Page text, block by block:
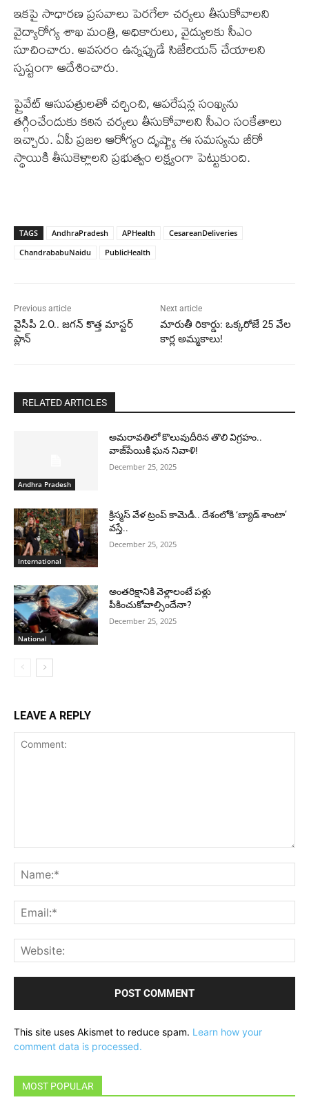
ఇకపై సాధారణ ప్రసవాలు పెరగేలా చర్యలు తీసుకోవాలని
వైద్యారోగ్య శాఖ మంత్రి, అధికారులు, వైద్యులకు సీఎం
సూచించారు. అవసరం ఉన్నప్పుడే సిజేరియన్ చేయాలని
స్పష్టంగా ఆదేశించారు.
ప్రైవేట్ ఆసుపత్రులతో చర్చించి, ఆపరేషన్ల సంఖ్యను
తగ్గించేందుకు కఠిన చర్యలు తీసుకోవాలని సీఎం సంకేతాలు
ఇచ్చారు. ఏపీ ప్రజల ఆరోగ్యం దృష్ట్యా ఈ సమస్యను జీరో
స్థాయికి తీసుకెళ్లాలని ప్రభుత్వం లక్ష్యంగా పెట్టుకుంది.
TAGS AndhraPradesh APHealth
CesareanDeliveries
ChandrababuNaidu
PublicHealth
Previous article
వైసీపీ 2.O.. జ‌గ‌న్ కొత్త మాస్టర్
ప్లాన్‌
Next article
మారుతీ రికార్డు: ఒక్కరోజే 25 వేల
కార్ల అమ్మకాలు!
RELATED ARTICLES
Andhra Pradesh
అమరావతిలో కొలువుదీరిన తొలి విగ్రహం..
వాజ్‌పేయికి ఘన నివాళి!
December 25, 2025
International
క్రిస్మస్ వేళ ట్రంప్ కామెడీ.. దేశంలోకి ‘బ్యాడ్ శాంటా’
వస్తే..
December 25, 2025
National
అంతరిక్షానికి వెళ్లాలంటే పళ్లు
పీకించుకోవాల్సిందేనా?
December 25, 2025
LEAVE A REPLY
This site uses Akismet to reduce spam. Learn how your
comment data is processed.
MOST POPULAR